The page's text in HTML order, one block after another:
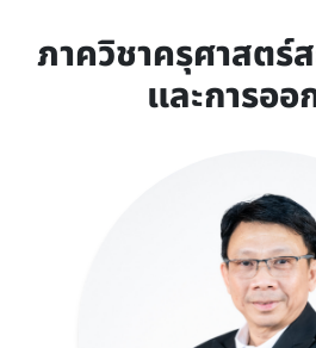
ภาควิชาครุศาสตร์
และการอ